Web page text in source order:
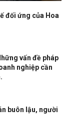
đối ứng của Hoa
vấn đề pháp
nghiệp cần
buôn lậu, người